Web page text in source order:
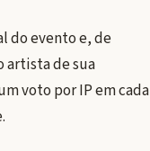
do evento e, de
artista de sua
voto por IP em cada